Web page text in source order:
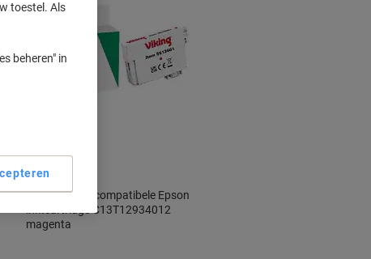
Viking T1293 compatibele Epson
inktcartridge C13T12934012
magenta
toestel. Als
beheren" in